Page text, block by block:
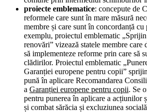
proiecte emblematice: concepute de
reformele care sunt în mare măsură
membre și care sunt în concordanță
exemplu, proiectul emblematic
renovări” vizează statele membre care
să implementeze reforme prin care să
clădirilor. Proiectul emblematic
Garanției europene pentru copii”
pună în aplicare Recomandarea
a Garanției europene pentru copii. Se
pentru punerea în aplicare a acțiunilor
și combat sărăcia și excluziunea